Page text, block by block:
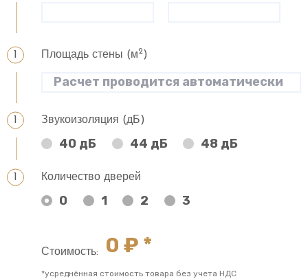
Площадь стены (м2)
Звукоизоляция (дБ)
40 дБ 44 дБ 48 дБ
Количество дверей
0 1 2 3
Стоимость: 0 ₽ *
*усреднённая стоимость товара без учета НДС